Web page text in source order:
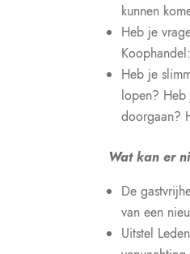
kunnen
Heb je
Heb je
lopen?
doorgaan?
Wat kan er
De
van een
Uitstel